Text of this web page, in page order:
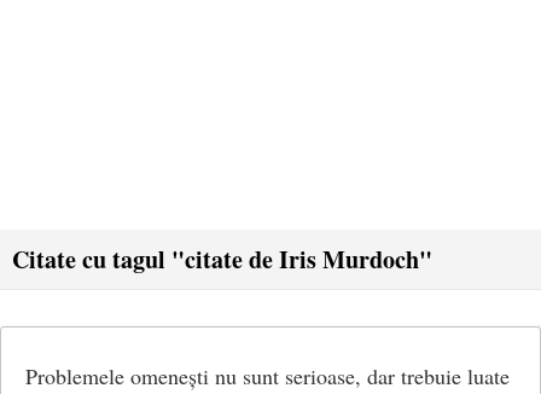
Citate cu tagul "citate de Iris Murdoch"
Problemele omenești nu sunt serioase, dar trebuie luate